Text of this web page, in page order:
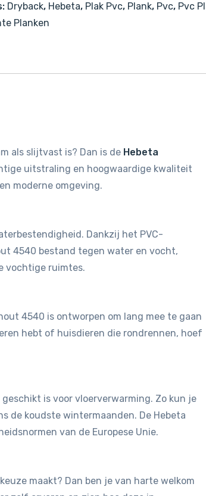
Dryback, Hebeta, Plak Pvc, Plank, Pvc, Pvc
Planken
als slijtvast is? Dan is de Hebeta
uitstraling en hoogwaardige kwaliteit
moderne omgeving.
Dankzij het PVC-
4540 bestand tegen water en vocht,
vochtige ruimtes.
4540 is ontworpen om lang mee te gaan
hebt of huisdieren die rondrennen, hoef
is voor vloerverwarming. Zo kun je
de koudste wintermaanden. De Hebeta
van de Europese Unie.
maakt? Dan ben je van harte welkom